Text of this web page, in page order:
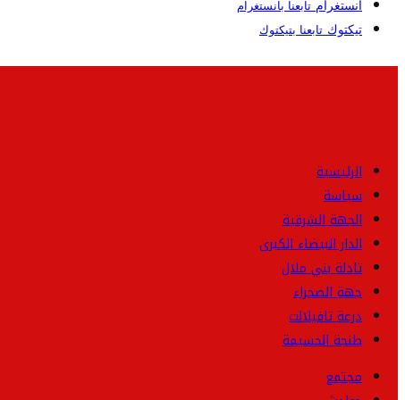
انستغرام تابعنا بانستغرام
تيكتوك تابعنا بتيكتوك
الرئيسية
سياسة
الجهة الشرقية
الدار البيضاء الكبرى
تادلة بني ملال
جهة الصحراء
درعة تافيلالت
طنجة الحسيمة
مجتمع